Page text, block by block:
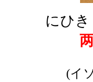
にひ
(イ